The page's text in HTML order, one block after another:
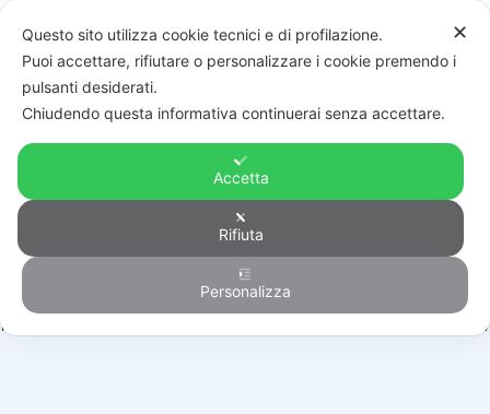
Automazione
HOME SND/BA/90/DW
✕
Questo sito utilizza cookie tecnici e di profilazione.
Puoi accettare, rifiutare o personalizzare i cookie premendo i
pulsanti desiderati.
Chiudendo questa informativa continuerai senza accettare.
Accetta
Rifiuta
Personalizza